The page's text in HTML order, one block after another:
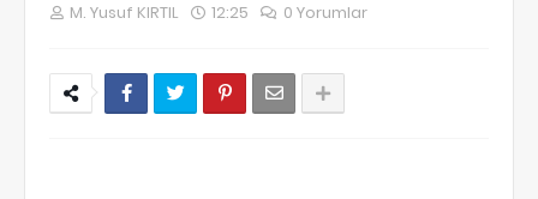
M. Yusuf KIRTIL 12:25 0 Yorumlar